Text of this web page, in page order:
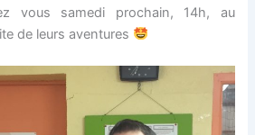
vous samedi prochain, 14h, au
de leurs aventures